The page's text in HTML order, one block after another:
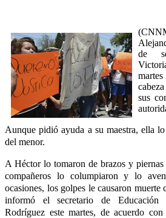
de
sus
Aunque pidió ayuda a su maestra, ella
del menor.
A Héctor lo tomaron de brazos y
compañeros lo columpiaron y lo
ocasiones, los golpes le causaron
informó el secretario de Educación
Rodríguez este martes, de acuerdo